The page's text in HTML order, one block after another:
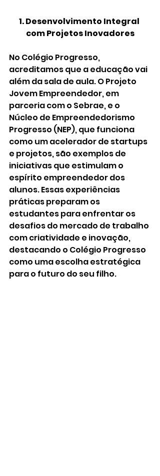
1. Desenvolvimento Integral
com Projetos Inovadores
No Colégio Progresso,
acreditamos que a educação vai
além da sala de aula. O Projeto
Jovem Empreendedor, em
parceria com o Sebrae, e o
Núcleo de Empreendedorismo
Progresso (NEP), que funciona
como um acelerador de startups
e projetos, são exemplos de
iniciativas que estimulam o
espírito empreendedor dos
alunos. Essas experiências
práticas preparam os
estudantes para enfrentar os
desafios do mercado de trabalho
com criatividade e inovação,
destacando o Colégio Progresso
como uma escolha estratégica
para o futuro do seu filho.